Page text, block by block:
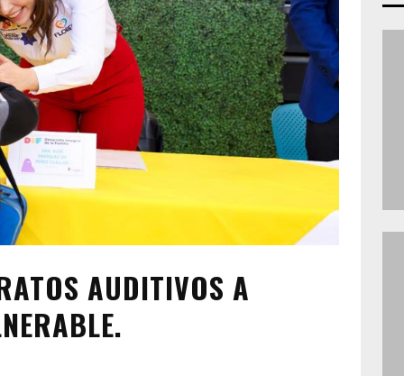
AUDITIVOS A